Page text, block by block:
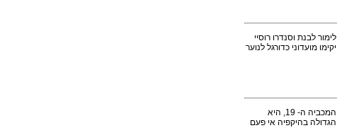
לימור לבנת וסנדרו רוסיי
יקימו מועדוני כדורגל לנוער
המכביה ה- 19, היא
הגדולה בהיקפיה אי פעם